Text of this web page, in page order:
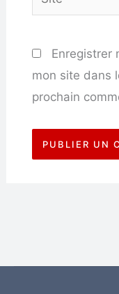
Enregistrer
mon site dans
prochain